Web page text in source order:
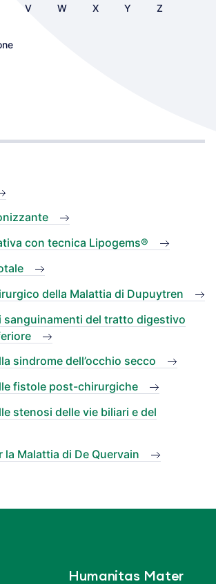
V W X Y Z
con tecnica Lipogems®
della Malattia di Dupuytren
sanguinamenti del tratto digestivo
sindrome dell’occhio secco
fistole post-chirurgiche
stenosi delle vie biliari e del
la Malattia di De Quervain
Humanitas Mater